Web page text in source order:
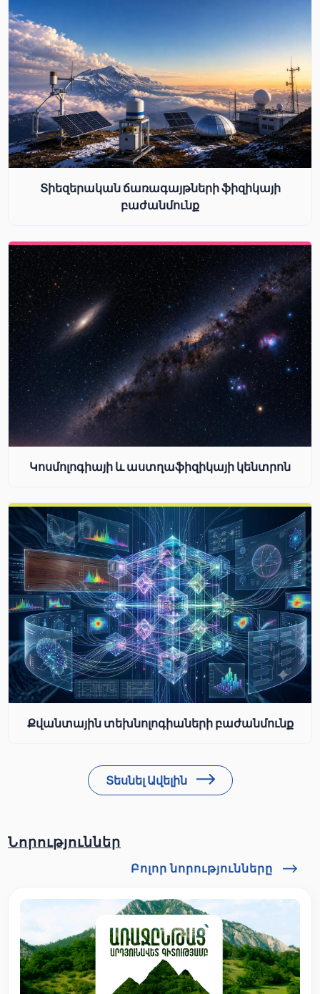
Տիեզերական ճառագայթների ֆիզիկայի
բաժանմունք
Կոսմոլոգիայի և աստղաֆիզիկայի կենտրոն
Քվանտային տեխնոլոգիաների բաժանմունք
Տեսնել Ավելին
Նորություններ
Բոլոր նորությունները